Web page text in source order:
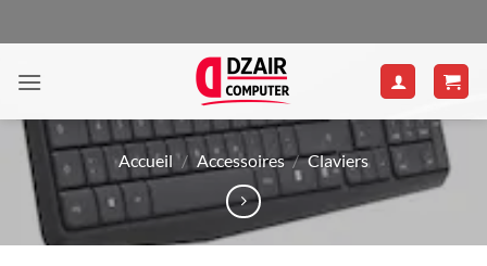
au
Accueil / Accessoires / Claviers